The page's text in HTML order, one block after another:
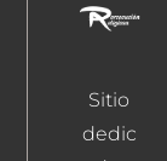
Sitio
dedic